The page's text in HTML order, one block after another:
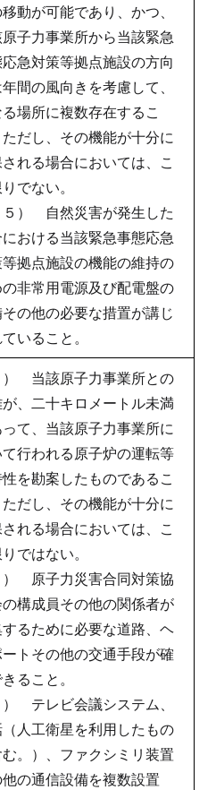
動が可能であり、かつ、
子力事業所から当該緊急
急対策等拠点施設の方向
間の風向きを考慮して、
場所に複数存在するこ
ただし、その機能が十分に
れる場合においては、こ
でない。
５） 自然災害が発生した
おける当該緊急事態応急
拠点施設の機能の維持の
非常用電源及び配電盤の
の他の必要な措置が講じ
いること。
） 当該原子力事業所との
、二十キロメートル未満
て、当該原子力事業所に
行われる原子炉の運転等
を勘案したものであるこ
ただし、その機能が十分に
れる場合においては、こ
ではない。
） 原子力災害合同対策協
構成員その他の関係者が
るために必要な道路、ヘ
ートその他の交通手段が確
ること。
） テレビ会議システム、
人工衛星を利用したもの
む。）、ファクシミリ装置
の通信設備を複数設置